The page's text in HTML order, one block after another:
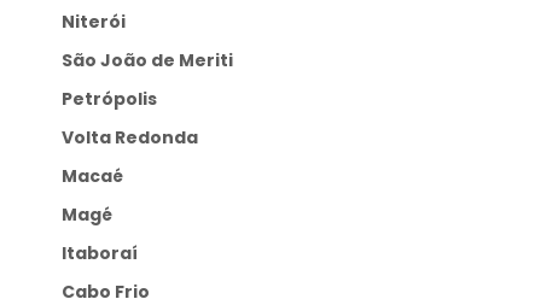
Niterói
São João de Meriti
Petrópolis
Volta Redonda
Macaé
Magé
Itaboraí
Cabo Frio